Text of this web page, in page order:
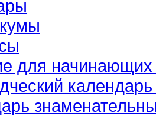
для начинающих